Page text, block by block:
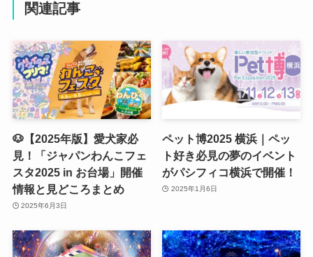
関連記事
🐶【2025年版】愛犬家必
見！「ジャパンわんこフェ
スタ2025 in お台場」開催
情報と見どころまとめ
2025年6月3日
ペット博2025 横浜｜ペッ
ト好き必見の夢のイベント
がパシフィコ横浜で開催！
2025年1月6日